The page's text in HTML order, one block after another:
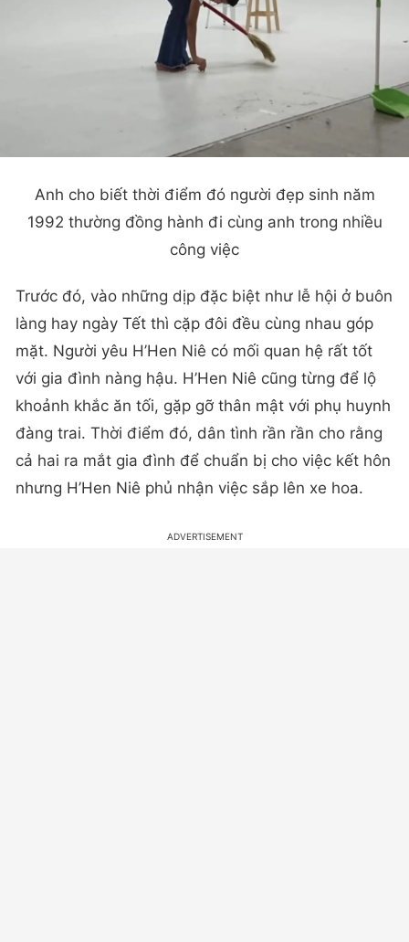
Anh cho biết thời điểm đó người đẹp sinh năm
1992 thường đồng hành đi cùng anh trong nhiều
công việc
Trước đó, vào những dịp đặc biệt như lễ hội ở buôn
làng hay ngày Tết thì cặp đôi đều cùng nhau góp
mặt. Người yêu H’Hen Niê có mối quan hệ rất tốt
với gia đình nàng hậu. H’Hen Niê cũng từng để lộ
khoảnh khắc ăn tối, gặp gỡ thân mật với phụ huynh
đàng trai. Thời điểm đó, dân tình rần rần cho rằng
cả hai ra mắt gia đình để chuẩn bị cho việc kết hôn
nhưng H’Hen Niê phủ nhận việc sắp lên xe hoa.